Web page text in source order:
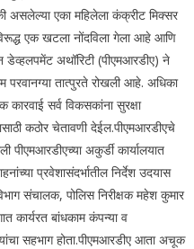
असलेल्या एका महिलेला कंक्रीट मिक्सर
एक खटला नोंदविला गेला आहे आणि
डेव्हलपमेंट अथॉरिटी (पीएमआरडीए) ने
परवानग्या तात्पुरते रोखली आहे. अधिका
सर्व विकसकांना सुरक्षा
कठोर चेतावणी देईल.पीएमआरडीएचे
अकुर्डी कार्यालयात
प्रवेशासंदर्भातील निर्देश उदयास
संचालक, पोलिस निरीक्षक महेश कुमार
कार्यरत बांधकाम कंपन्या व
सहभाग होता.पीएमआरडीए आता अचूक